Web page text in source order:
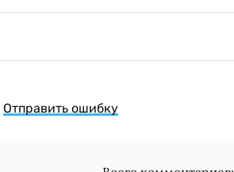
Отправить ошибку